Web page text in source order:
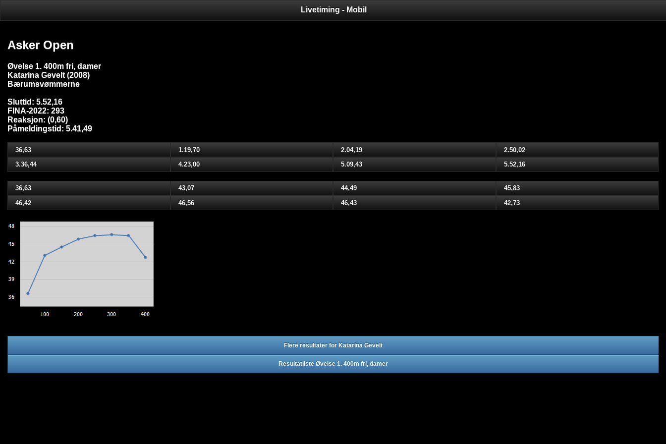
Livetiming - Mobil
Asker Open
Øvelse 1. 400m fri, damer
Katarina Gevelt (2008)
Bærumsvømmerne
Sluttid: 5.52,16
FINA-2022: 293
Reaksjon: (0,60)
Påmeldingstid: 5.41,49
36,63 1.19,70 2.04,19
2.50,02
3.36,44
4.23,00 5.09,43 5.52,16
36,63 43,07 44,49
45,83
46,42
46,56 46,43 42,73
Flere resultater for Katarina Gevelt
Resultatliste Øvelse 1. 400m fri, damer